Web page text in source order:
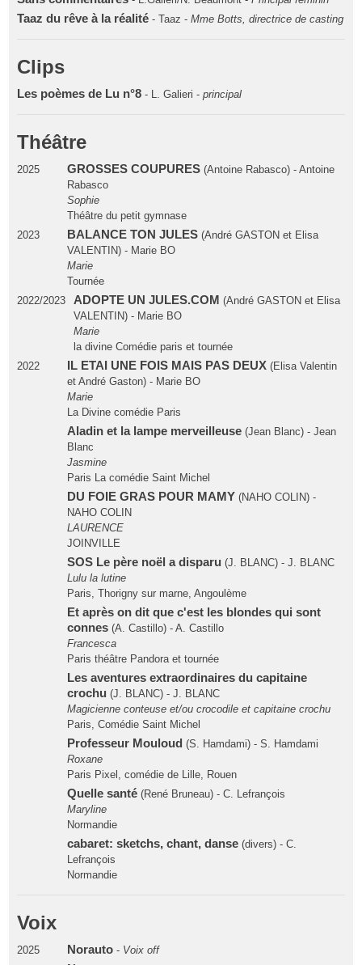
Taaz du rêve à la réalité - Taaz -Mme Botts, directrice de casting
Clips
Les poèmes de Lu n°8 - L. Galieri -principal
Théâtre
2025 GROSSES COUPURES(Antoine Rabasco) - Antoine
Rabasco
Sophie
Théâtre du petit gymnase
2023
BALANCE TON JULES(André GASTON et Elisa
VALENTIN) - Marie BO
Marie
Tournée
2022/2023
ADOPTE UN JULES.COM (André GASTON et Elisa
VALENTIN) - Marie BO
Marie
la divine Comédie paris et tournée
2022
IL ETAI UNE FOIS MAIS PAS DEUX(Elisa Valentin
et André Gaston) - Marie BO
Marie
La Divine comédie Paris
Aladin et la lampe merveilleuse(Jean Blanc) - Jean
Blanc
Jasmine
Paris La comédie Saint Michel
DU FOIE GRAS POUR MAMY (NAHO COLIN) -
NAHO COLIN
LAURENCE
JOINVILLE
SOS Le père noël a disparu(J. BLANC) - J. BLANC
Lulu la lutine
Paris, Thorigny sur marne, Angoulème
Et après on dit que c'est les blondes qui sont
connes(A. Castillo) - A. Castillo
Francesca
Paris théâtre Pandora et tournée
Les aventures extraordinaires du capitaine
crochu(J. BLANC) - J. BLANC
Magicienne conteuse et/ou crocodile et capitaine crochu
Paris, Comédie Saint Michel
Professeur Mouloud (S. Hamdami) - S. Hamdami
Roxane
Paris Pixel, comédie de Lille, Rouen
Quelle santé(René Bruneau) - C. Lefrançois
Maryline
Normandie
cabaret: sketchs, chant, danse(divers) - C.
Lefrançois
Normandie
Voix
2025 Norauto- Voix off